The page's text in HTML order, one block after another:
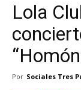
Lola
Por Sociales Tres